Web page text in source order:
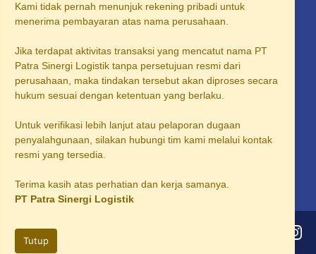
Supplier Solar Industri Sidoarjo
Supplier Solar Industri Area Bogor
Supplier Solar Industri Area Solo
Supplier Solar Industri Area Purwakarta
Supplier Solar Industri Subang
©2026PT Patra Sinergi Logistik
Kami tidak pernah menunjuk rekening pribadi untuk
menerima pembayaran atas nama perusahaan.
Jika terdapat aktivitas transaksi yang mencatut nama PT
Patra Sinergi Logistik tanpa persetujuan resmi dari
perusahaan, maka tindakan tersebut akan diproses secara
hukum sesuai dengan ketentuan yang berlaku.
Untuk verifikasi lebih lanjut atau pelaporan dugaan
penyalahgunaan, silakan hubungi tim kami melalui kontak
resmi yang tersedia.
Terima kasih atas perhatian dan kerja samanya.
PT Patra Sinergi Logistik
Tutup